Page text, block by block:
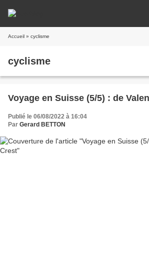
Accueil » cyclisme
cyclisme
Voyage en Suisse (5/5) : de
Publié le 06/08/2022 à 16:04
Par Gerard BETTON